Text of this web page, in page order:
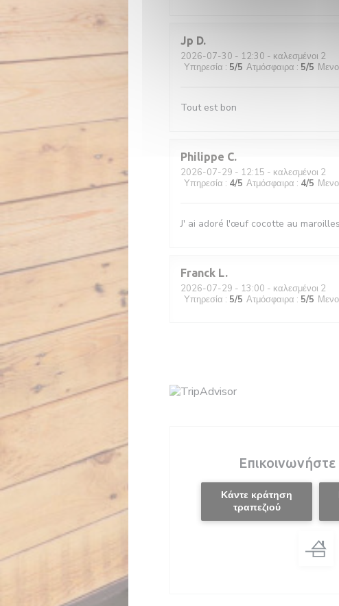
Jp D
2026-07-30 - 12:30 - καλεσμένοι 2
Υπηρεσία : 5/5 Ατμόσφαιρα : 5/5
Tout est bon
Philippe C
2026-07-29 - 12:15 - καλεσμένοι 2
Υπηρεσία : 4/5 Ατμόσφαιρα : 4/5
J' ai adoré l'œuf cocotte au
Franck L
2026-07-29 - 13:00 - καλεσμένοι 2
Υπηρεσία : 5/5 Ατμόσφαιρα : 5/5
Επικοινωνήστε
Κάντε κράτηση
τραπεζιού